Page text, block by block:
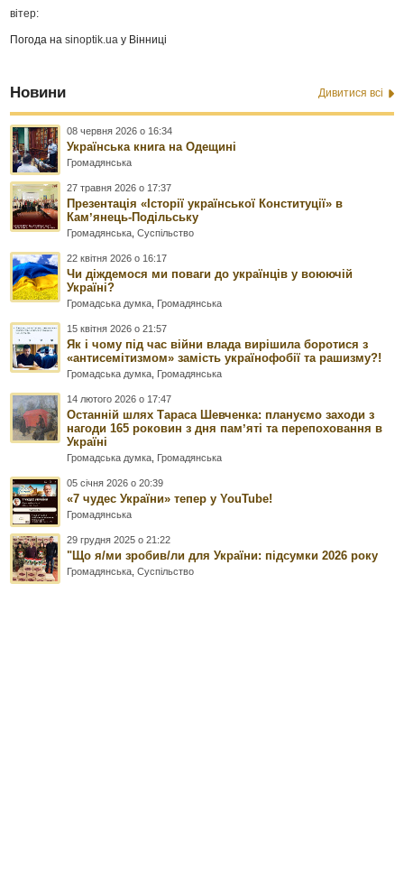
вітер:
Погода наsinoptik.ua у Вінниці
Новини Дивитися всі
08 червня 2026 о 16:34
Українська книга на Одещині
Громадянська
27 травня 2026 о 17:37
Презентація «Історії української Конституції» в
Камʼянець-Подільську
Громадянська ,Суспільство
22 квітня 2026 о 16:17
Чи діждемося ми поваги до українців у воюючій
Україні?
Громадська думка Громадянська
15 квітня 2026 о 21:57
Як і чому під час війни влада вирішила боротися з
«антисемітизмом» замість українофобії та рашизму?!
Громадська думка Громадянська
14 лютого 2026 о 17:47
Останній шлях Тараса Шевченка: плануємо заходи з
нагоди 165 роковин з дня памʼяті та перепоховання в
Україні
Громадська думка Громадянська
05 січня 2026 о 20:39
«7 чудес України» тепер у YouTube!
Громадянська
29 грудня 2025 о 21:22
"Що я/ми зробив/ли для України: підсумки 2026 року
Громадянська ,Суспільство